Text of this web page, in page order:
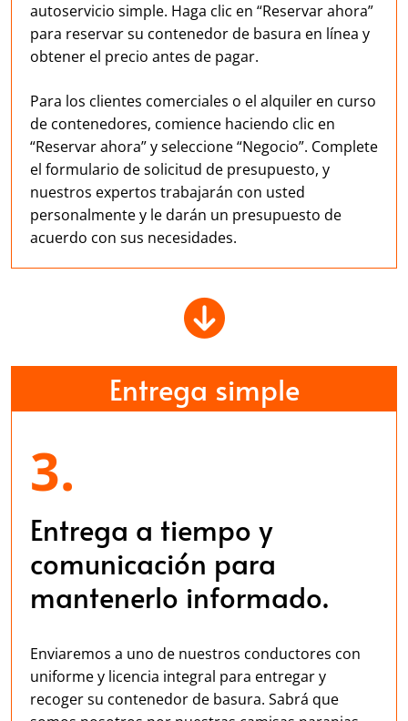
autoservicio simple. Haga clic en “Reservar ahora”
para reservar su contenedor de basura en línea y
obtener el precio antes de pagar.
Para los clientes comerciales o el alquiler en curso
de contenedores, comience haciendo clic en
“Reservar ahora” y seleccione “Negocio”. Complete
el formulario de solicitud de presupuesto, y
nuestros expertos trabajarán con usted
personalmente y le darán un presupuesto de
acuerdo con sus necesidades.
Entrega simple
3.
Entrega a tiempo y
comunicación para
mantenerlo informado.
Enviaremos a uno de nuestros conductores con
uniforme y licencia integral para entregar y
recoger su contenedor de basura. Sabrá que